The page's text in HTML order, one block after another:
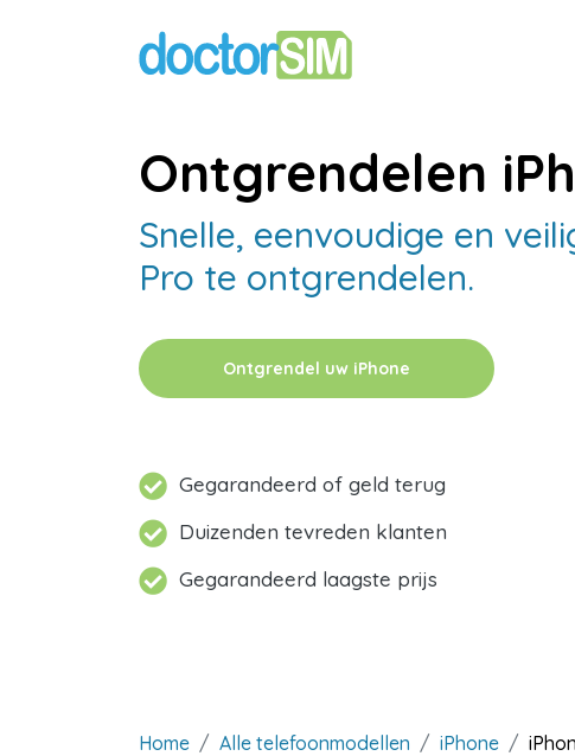
Ontgrendelen
Snelle, eenvoudige en
Pro te ontgrendelen.
Ontgrendel uw iPhone
Gegarandeerd of geld terug
Duizenden tevreden klanten
Gegarandeerd laagste prijs
Home Alle telefoonmodellen iPhone